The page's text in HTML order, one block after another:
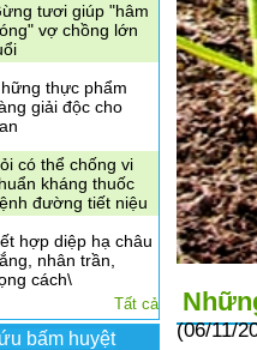
tươi giúp "hâm
vợ chồng lớn
thực phẩm
giải độc cho
có thể chống vi
kháng thuốc
đường tiết niệu
hợp diệp hạ châu
nhân trần,
cách\
Tất cả
bấm huyệt
Điều trị đau vai gáy
xoa bóp bấm
(06/11/